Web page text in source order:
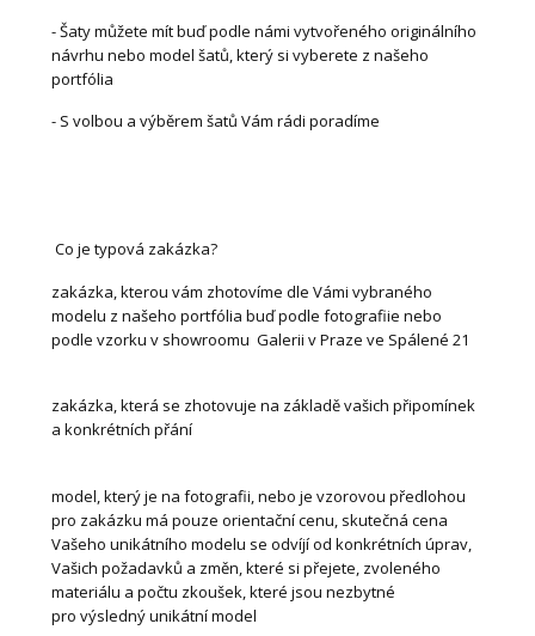
- Šaty můžete mít buď podle námi vytvořeného originálního
návrhu nebo model šatů, který si vyberete z našeho
portfólia
- S volbou a výběrem šatů Vám rádi poradíme
Co je typová zakázka?
zakázka, kterou vám zhotovíme dle Vámi vybraného
modelu z našeho portfólia buď podle fotografiie nebo
podle vzorku v showroomu Galerii v Praze ve Spálené 21
zakázka, která se zhotovuje na základě vašich připomínek
a konkrétních přání
model, který je na fotografii, nebo je vzorovou předlohou
pro zakázku má pouze orientační cenu, skutečná cena
Vašeho unikátního modelu se odvíjí od konkrétních úprav,
Vašich požadavků a změn, které si přejete, zvoleného
materiálu a počtu zkoušek, které jsou nezbytné
pro výsledný unikátní model